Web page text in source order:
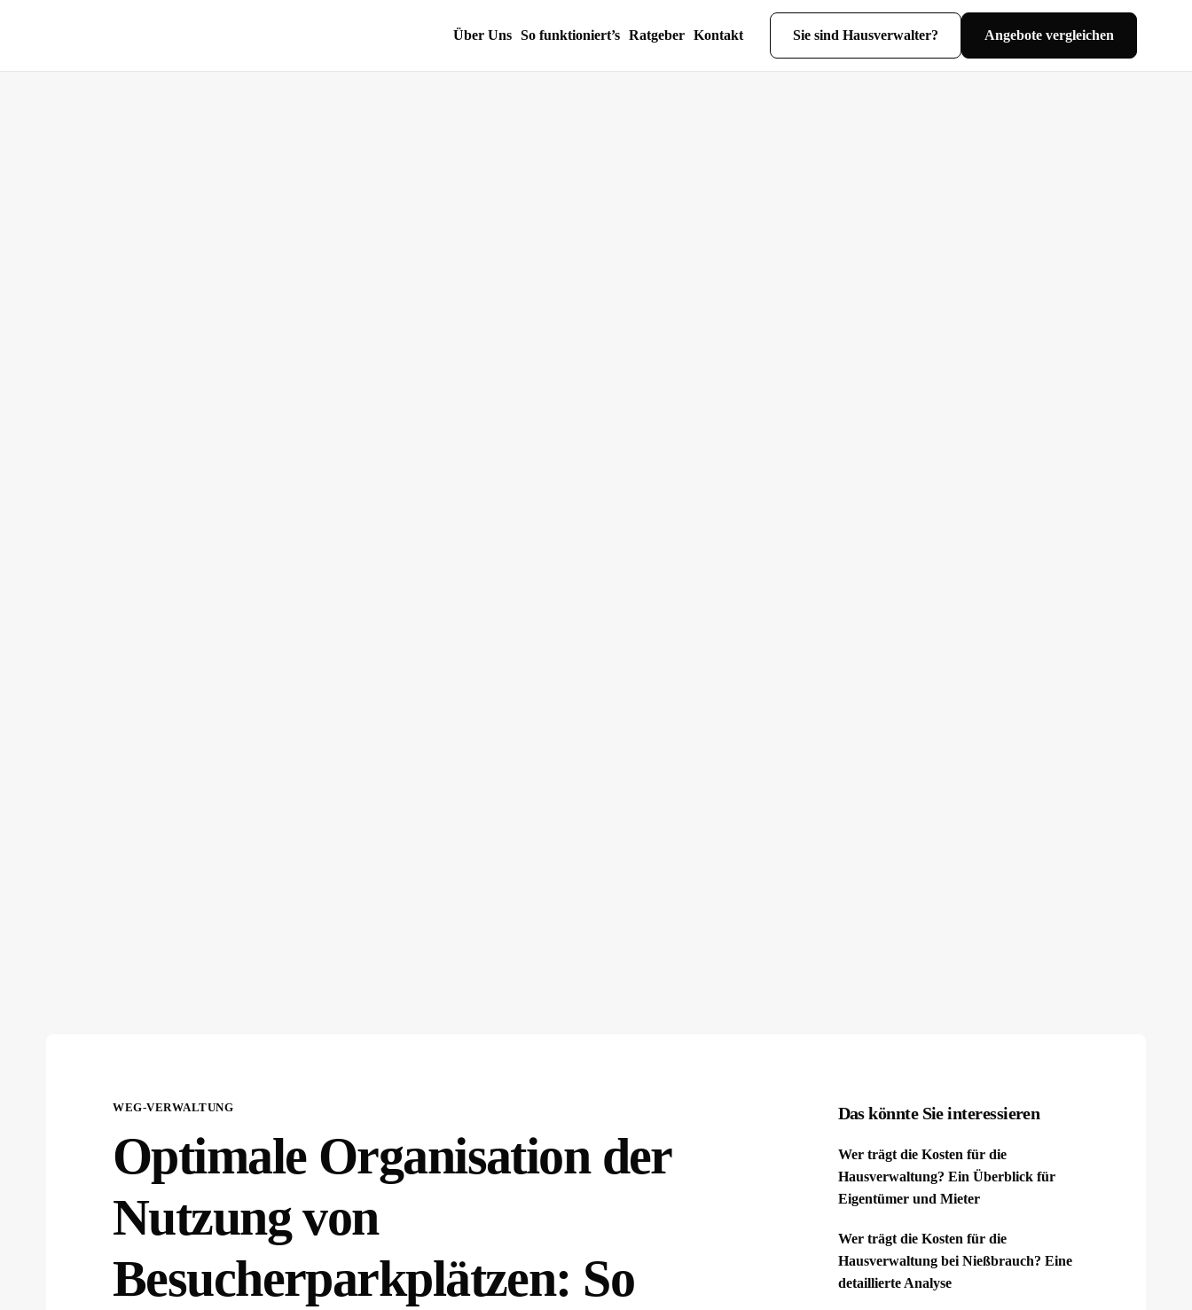
Über Uns So funktioniert’s Ratgeber Kontakt Sie sind Hausverwalter? Angebote vergleichen
WEG-VERWALTUNG
Optimale Organisation der
Nutzung von
Besucherparkplätzen: So
Das könnte Sie interessieren
Wer trägt die Kosten für die
Hausverwaltung? Ein Überblick für
Eigentümer und Mieter
Wer trägt die Kosten für die
Hausverwaltung bei Nießbrauch? Eine
detaillierte Analyse